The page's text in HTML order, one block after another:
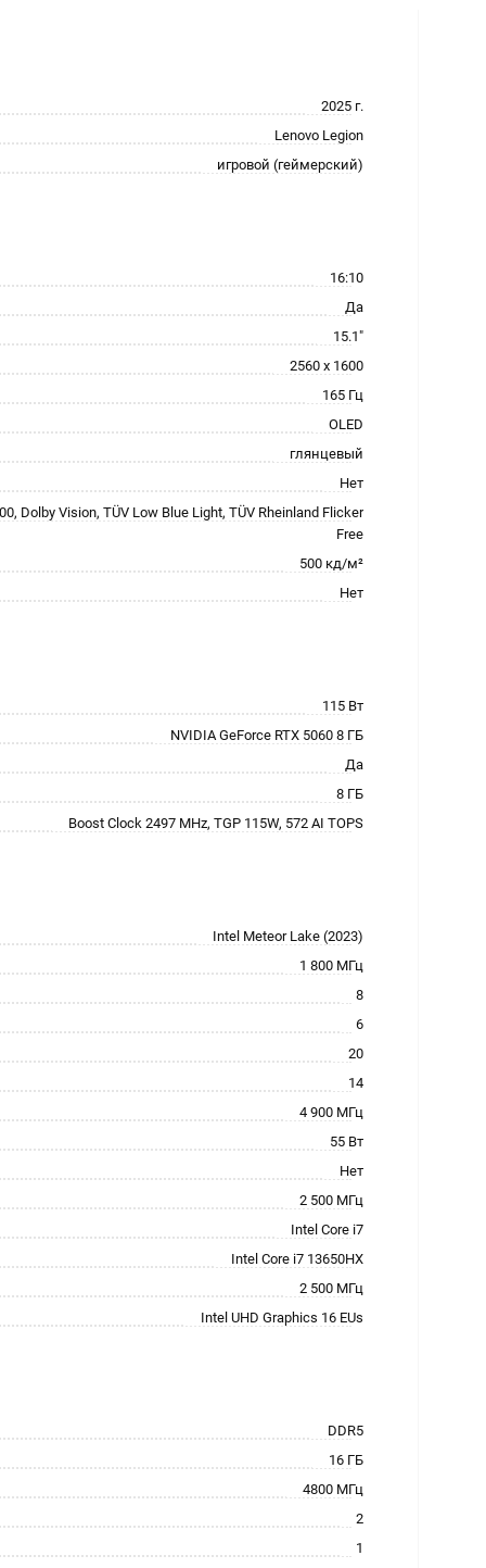
2025 г.
Lenovo Legion
игровой (геймерский)
16:10
Да
15.1"
2560 x 1600
165 Гц
OLED
глянцевый
Нет
Dolby Vision, TÜV Low Blue Light, TÜV Rheinland Flicker
Free
500 кд/м²
Нет
115 Вт
NVIDIA GeForce RTX 5060 8 ГБ
Да
8 ГБ
Boost Clock 2497 MHz, TGP 115W, 572 AI TOPS
Intel Meteor Lake (2023)
1 800 МГц
8
6
20
14
4 900 МГц
55 Вт
Нет
2 500 МГц
Intel Core i7
Intel Core i7 13650HX
2 500 МГц
Intel UHD Graphics 16 EUs
DDR5
16 ГБ
4800 МГц
2
1